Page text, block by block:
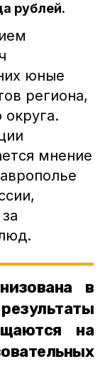
рублей.
юные
региона,
мнение
в
на